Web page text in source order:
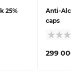
25%
Anti-
caps
299